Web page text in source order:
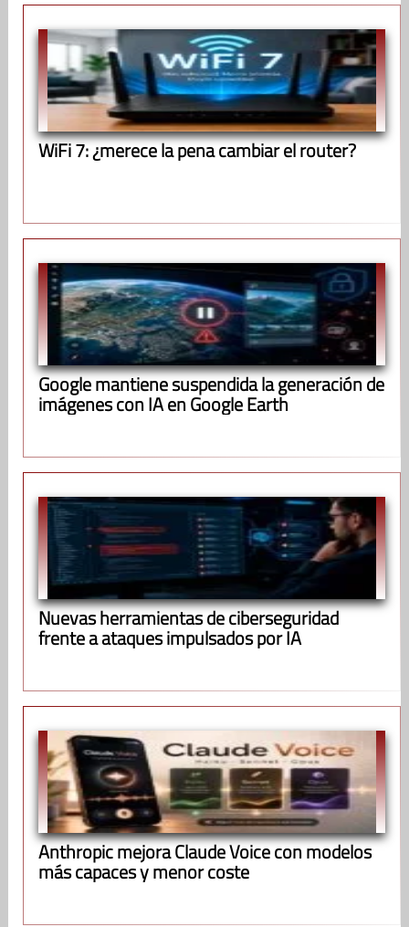
WiFi 7: ¿merece la pena cambiar el router?
Google mantiene suspendida la generación de
imágenes con IA en Google Earth
Nuevas herramientas de ciberseguridad
frente a ataques impulsados por IA
Anthropic mejora Claude Voice con modelos
más capaces y menor coste